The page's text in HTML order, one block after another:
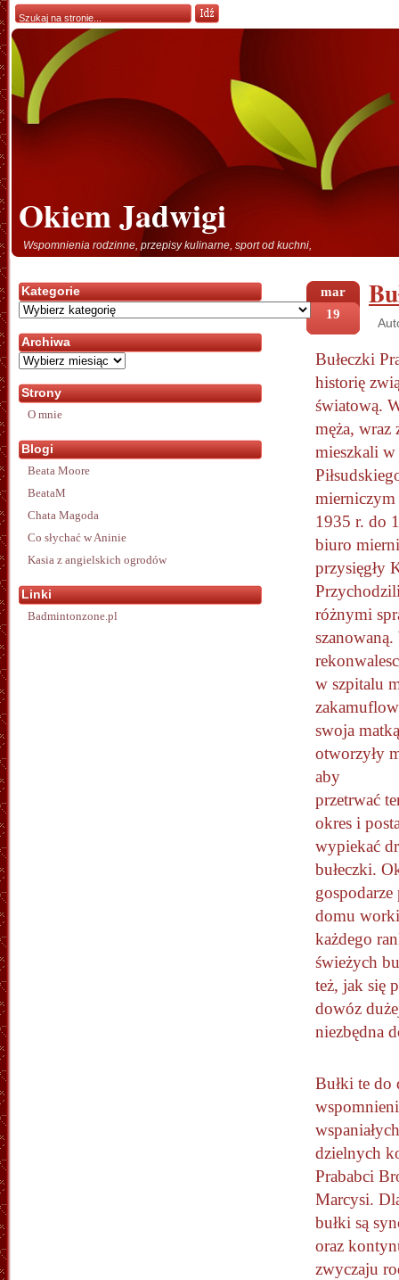
Okiem Jadwigi
Wspomnienia rodzinne, przepisy kulinarne, sport od kuchni,
mar
19
Bułeczki
historię
światową.
męża, wraz
mieszkali
mierniczym
1935 r. do
biuro
przysięgły
różnymi
w szpitalu
swoja
otworzyły
aby
przetrwać
okres i
wypiekać
bułeczki.
domu
każdego
świeżych
też, jak się
dowóz
niezbędna
Bułki te do
dzielnych
Prababci
Marcysi.
bułki są
oraz
zwyczaju
Kategorie
Kategorie
Archiwa
Archiwa
Strony
O mnie
Blogi
Beata Moore
BeataM
Chata Magoda
Co słychać w Aninie
Kasia z angielskich ogrodów
Linki
Badmintonzone.pl